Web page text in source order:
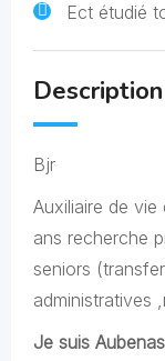
Ect étudié
Description
Bjr
Auxiliaire de
ans recherche
seniors
administratives
Je suis